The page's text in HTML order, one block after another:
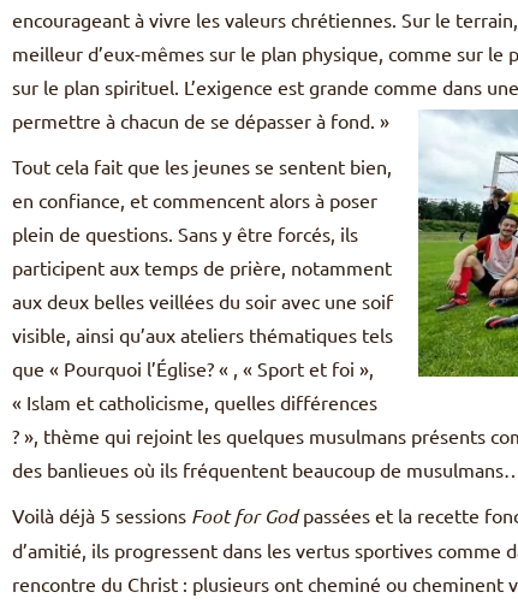
encourageant à vivre les valeurs chrétiennes. Sur le
meilleur d’eux-mêmes sur le plan physique, comme sur le
sur le plan spirituel. L’exigence est grande comme dans
permettre à chacun de se dépasser à fond. »
Tout cela fait que les jeunes se sentent bien,
en confiance, et commencent alors à poser
plein de questions. Sans y être forcés, ils
participent aux temps de prière, notamment
aux deux belles veillées du soir avec une soif
visible, ainsi qu’aux ateliers thématiques tels
que « Pourquoi l’Église? « , « Sport et foi »,
« Islam et catholicisme, quelles différences
? », thème qui rejoint les quelques musulmans présents
des banlieues où ils fréquentent beaucoup de
Voilà déjà 5 sessions Foot for Godpassées et la recette
d’amitié, ils progressent dans les vertus sportives comme
rencontre du Christ : plusieurs ont cheminé ou cheminent